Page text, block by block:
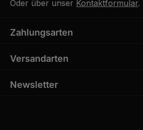
Oder über unser Kontaktformular.
Zahlungsarten
Versandarten
Newsletter